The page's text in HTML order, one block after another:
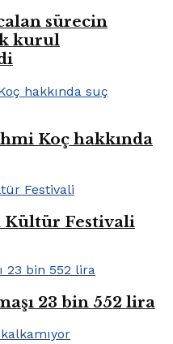
sürecin
kurul
Koç hakkında
Kültür Festivali
23 bin 552 lira